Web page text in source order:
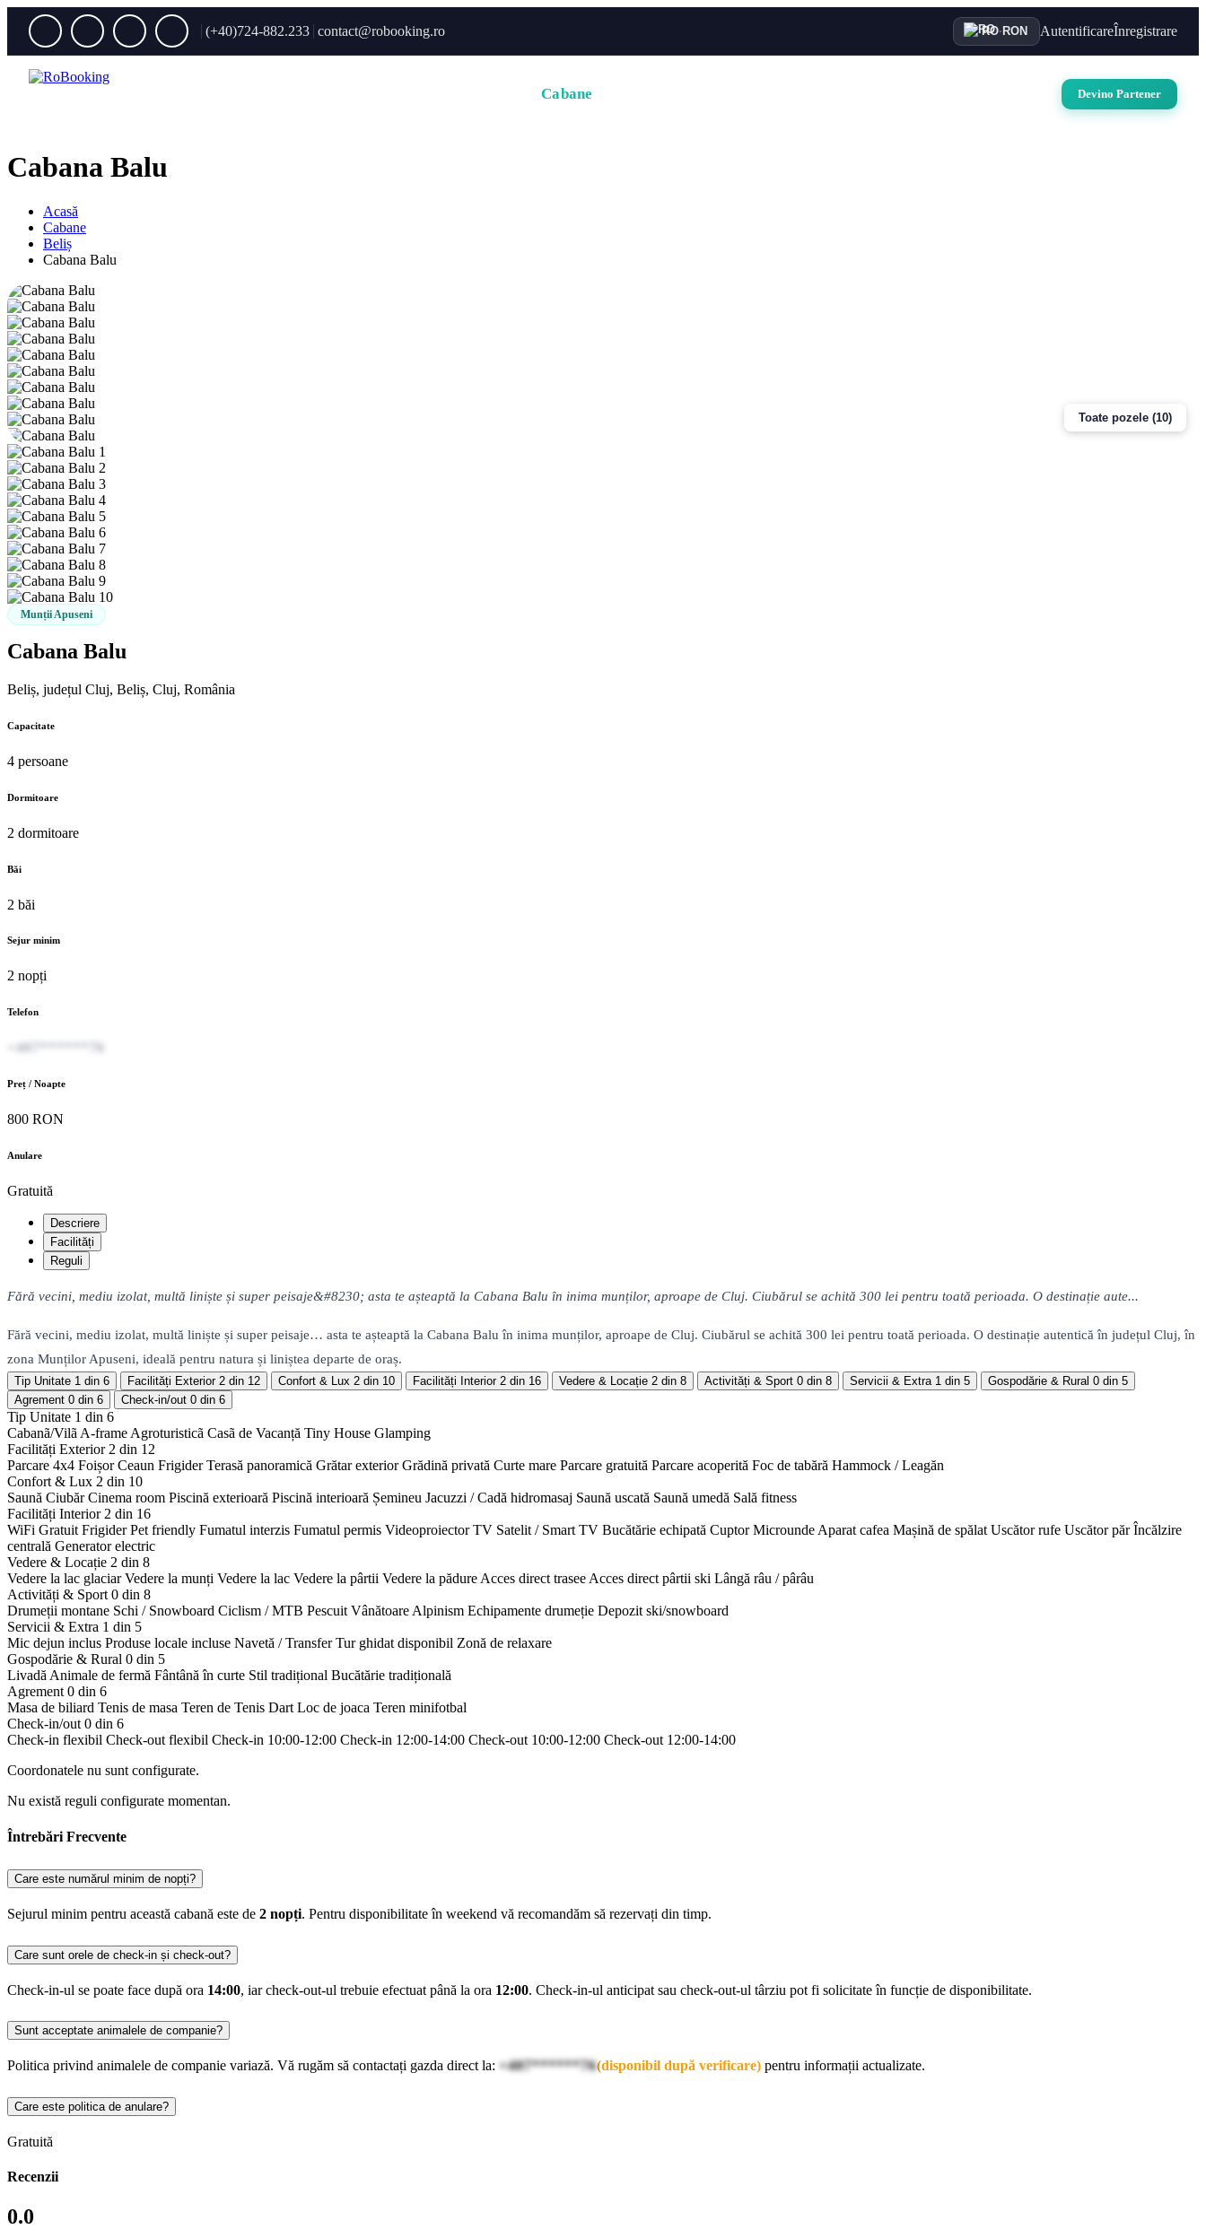
(+40)724-882.233 contact@robooking.ro RO· RON AutentificareÎnregistrare
Cabane Devino Partener
Cabana Balu
Acasă
Cabane
Beliș
Cabana Balu
Toate pozele (10)
Munții Apuseni
Cabana Balu
Beliș, județul Cluj, Beliș, Cluj, România
Capacitate
4 persoane
Dormitoare
2 dormitoare
Băi
2 băi
Sejur minim
2 nopți
Telefon
+407******76
Preț / Noapte
800 RON
Anulare
Gratuită
Descriere
Facilități
Reguli
Fără vecini, mediu izolat, multă liniște și super peisaje&#8230; asta te așteaptă la Cabana Balu în inima munților, aproape de Cluj. Ciubărul se achită 300 lei pentru toată perioada. O destinație aute...
Fără vecini, mediu izolat, multă liniște și super peisaje… asta te așteaptă la Cabana Balu în inima munților, aproape de Cluj. Ciubărul se achită 300 lei pentru toată perioada. O destinație autentică în județul Cluj, în
zona Munților Apuseni, ideală pentru natura și liniștea departe de oraș.
Tip Unitate 1 din 6 Facilități Exterior 2 din 12 Confort & Lux 2 din 10 Facilități Interior 2 din 16 Vedere & Locație 2 din 8 Activități & Sport 0 din 8 Servicii & Extra 1 din 5 Gospodărie & Rural 0 din 5
Agrement 0 din 6 Check-in/out 0 din 6
Tip Unitate 1 din 6
Cabanã/Vilã A-frame Agroturisticã Casã de Vacanță Tiny House Glamping
Facilități Exterior 2 din 12
Parcare 4x4 Foișor Ceaun Frigider Terasă panoramică Grătar exterior Grădină privată Curte mare Parcare gratuită Parcare acoperită Foc de tabără Hammock / Leagăn
Confort & Lux 2 din 10
Saună Ciubăr Cinema room Piscină exterioară Piscină interioară Șemineu Jacuzzi / Cadă hidromasaj Saună uscată Saună umedă Sală fitness
Facilități Interior 2 din 16
WiFi Gratuit Frigider Pet friendly Fumatul interzis Fumatul permis Videoproiector TV Satelit / Smart TV Bucătărie echipată Cuptor Microunde Aparat cafea Mașină de spălat Uscător rufe Uscător păr Încălzire
centrală Generator electric
Vedere & Locație 2 din 8
Vedere la lac glaciar Vedere la munți Vedere la lac Vedere la pârtii Vedere la pădure Acces direct trasee Acces direct pârtii ski Lângă râu / pârâu
Activități & Sport 0 din 8
Drumeții montane Schi / Snowboard Ciclism / MTB Pescuit Vânătoare Alpinism Echipamente drumeție Depozit ski/snowboard
Servicii & Extra 1 din 5
Mic dejun inclus Produse locale incluse Navetă / Transfer Tur ghidat disponibil Zonă de relaxare
Gospodărie & Rural 0 din 5
Livadă Animale de fermă Fântână în curte Stil tradițional Bucătărie tradițională
Agrement 0 din 6
Masa de biliard Tenis de masa Teren de Tenis Dart Loc de joaca Teren minifotbal
Check-in/out 0 din 6
Check-in flexibil Check-out flexibil Check-in 10:00-12:00 Check-in 12:00-14:00 Check-out 10:00-12:00 Check-out 12:00-14:00
Coordonatele nu sunt configurate.
Nu există reguli configurate momentan.
Întrebări Frecvente
Care este numărul minim de nopți?
Sejurul minim pentru această cabană este de 2 nopți. Pentru disponibilitate în weekend vă recomandăm să rezervați din timp.
Care sunt orele de check-in și check-out?
Check-in-ul se poate face după ora 14:00, iar check-out-ul trebuie efectuat până la ora 12:00. Check-in-ul anticipat sau check-out-ul târziu pot fi solicitate în funcție de disponibilitate.
Sunt acceptate animalele de companie?
Politica privind animalele de companie variază. Vă rugăm să contactați gazda direct la: +407******76(disponibil după verificare) pentru informații actualizate.
Care este politica de anulare?
Gratuită
Recenzii
0.0